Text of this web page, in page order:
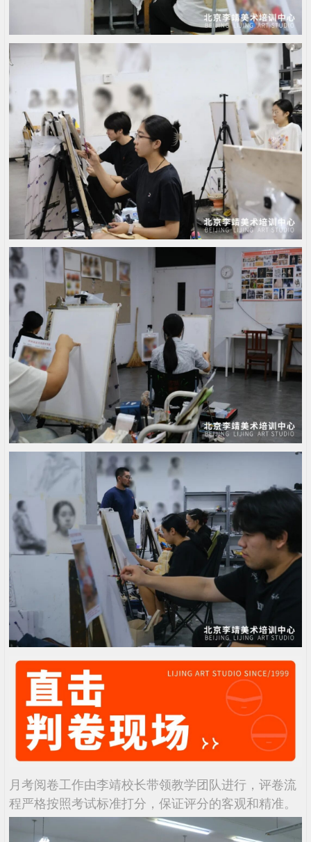
月考阅卷工作由李靖校长带领教学团队进行，评卷流
程严格按照考试标准打分，保证评分的客观和精准。